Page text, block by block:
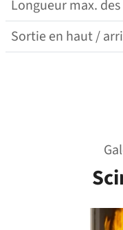
Longueur max.
Sortie en haut /